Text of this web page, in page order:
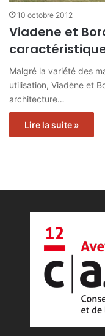
10 octobre 2012
Viadene et
Malgré la variété des
utilisation, Viadène et
architecture…
Lire la suite »